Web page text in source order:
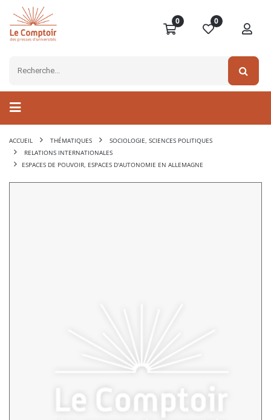
0 0
ACCUEIL THÉMATIQUES
SOCIOLOGIE, SCIENCES POLITIQUES
RELATIONS INTERNATIONALES
ESPACES DE POUVOIR, ESPACES D'AUTONOMIE EN ALLEMAGNE